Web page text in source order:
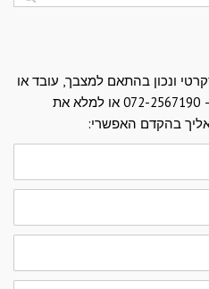
ונכון בהתאם למצבך, עובד או
מעסיק, ניתן ליצור עימנו קשר ב – 072-2567190 או למלא את
בהקדם האפשרי: